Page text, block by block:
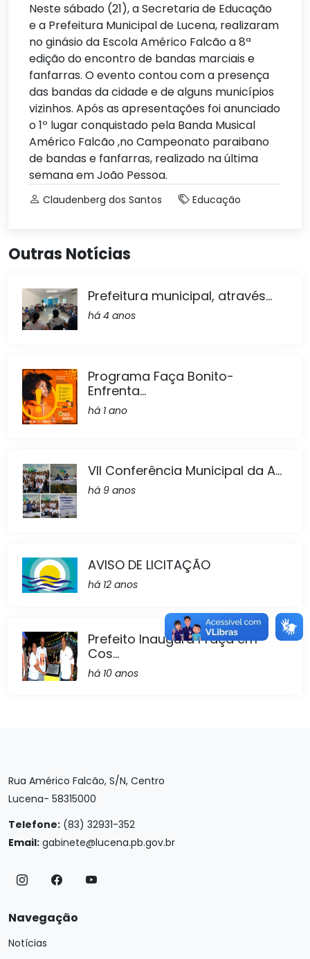
Neste sábado (21), a Secretaria de Educação
e a Prefeitura Municipal de Lucena, realizaram
no ginásio da Escola Américo Falcão a 8ª
edição do encontro de bandas marciais e
fanfarras. O evento contou com a presença
das bandas da cidade e de alguns municípios
vizinhos. Após as apresentações foi anunciado
o 1º lugar conquistado pela Banda Musical
Américo Falcão ,no Campeonato paraibano
de bandas e fanfarras, realizado na última
semana em João Pessoa.
Claudenberg dos Santos Educação
Outras Notícias
Prefeitura municipal, através...
há 4 anos
Programa Faça Bonito-
Enfrenta...
há 1 ano
VII Conferência Municipal da A...
há 9 anos
AVISO DE LICITAÇÃO
há 12 anos
Prefeito Inaugura Praça em
Cos...
há 10 anos
Rua Américo Falcão, S/N, Centro
Lucena- 58315000
Telefone: (83) 32931-352
Email: gabinete@lucena.pb.gov.br
Navegação
Notícias